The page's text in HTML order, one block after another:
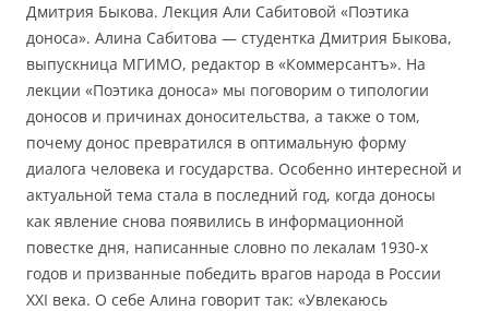
Дмитрия Быкова. Лекция Али Сабитовой «Поэтика
доноса». Алина Сабитова — студентка Дмитрия Быкова,
выпускница МГИМО, редактор в «Коммерсантъ». На
лекции «Поэтика доноса» мы поговорим о типологии
доносов и причинах доносительства, а также о том,
почему донос превратился в оптимальную форму
диалога человека и государства. Особенно интересной и
актуальной тема стала в последний год, когда доносы
как явление снова появились в информационной
повестке дня, написанные словно по лекалам 1930-х
годов и призванные победить врагов народа в России
XXI века. О себе Алина говорит так: «Увлекаюсь